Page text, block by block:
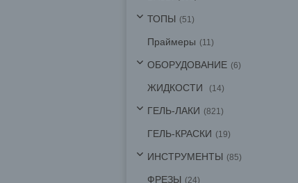
ТОПЫ 51
Праймеры 11
ОБОРУДОВАНИЕ 6
ЖИДКОСТИ 14
ГЕЛЬ-ЛАКИ 821
ГЕЛЬ-КРАСКИ 19
ИНСТРУМЕНТЫ 85
ФРЕЗЫ 24